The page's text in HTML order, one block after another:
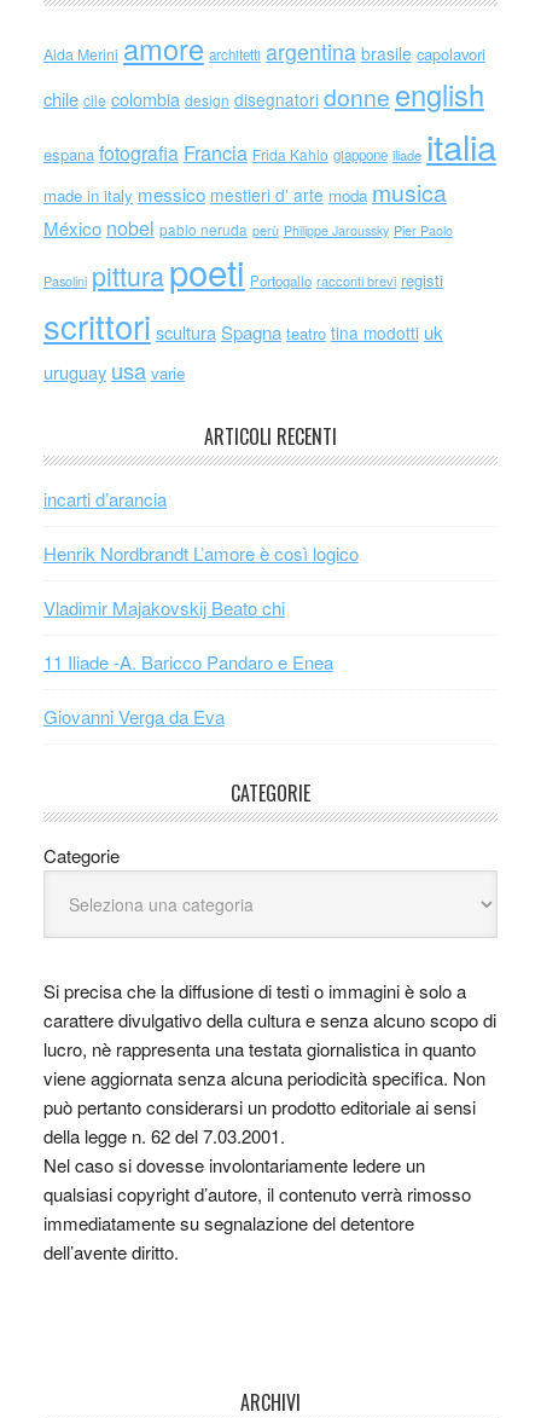
Alda Merini amore architetti argentina brasile capolavori
chile cile colombia design disegnatori donne english
espana fotografia Francia Frida Kahlo giappone iliade italia
made in italy messico mestieri d' arte moda musica
México nobel pablo neruda perù Philippe Jaroussky Pier Paolo
Pasolini pitturapoeti Portogallo racconti brevi registi
scrittori scultura Spagna teatro tina modotti uk
uruguay usa varie
ARTICOLI RECENTI
incarti d’arancia
Henrik Nordbrandt L’amore è così logico
Vladimir Majakovskij Beato chi
11 Iliade -A. Baricco Pandaro e Enea
Giovanni Verga da Eva
CATEGORIE
Categorie
Si precisa che la diffusione di testi o immagini è solo a
carattere divulgativo della cultura e senza alcuno scopo di
lucro, nè rappresenta una testata giornalistica in quanto
viene aggiornata senza alcuna periodicità specifica. Non
può pertanto considerarsi un prodotto editoriale ai sensi
della legge n. 62 del 7.03.2001.
Nel caso si dovesse involontariamente ledere un
qualsiasi copyright d’autore, il contenuto verrà rimosso
immediatamente su segnalazione del detentore
dell’avente diritto.
ARCHIVI